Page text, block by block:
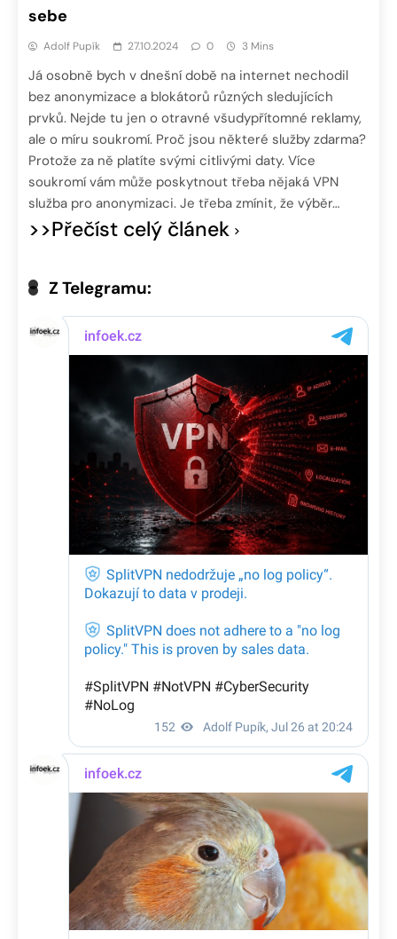
sebe
Adolf Pupík 27.10.2024 0 3 Mins
Já osobně bych v dnešní době na internet nechodil
bez anonymizace a blokátorů různých sledujících
prvků. Nejde tu jen o otravné všudypřítomné reklamy,
ale o míru soukromí. Proč jsou některé služby zdarma?
Protože za ně platíte svými citlivými daty. Více
soukromí vám může poskytnout třeba nějaká VPN
služba pro anonymizaci. Je třeba zmínit, že výběr…
>>Přečíst celý článek
Z Telegramu: